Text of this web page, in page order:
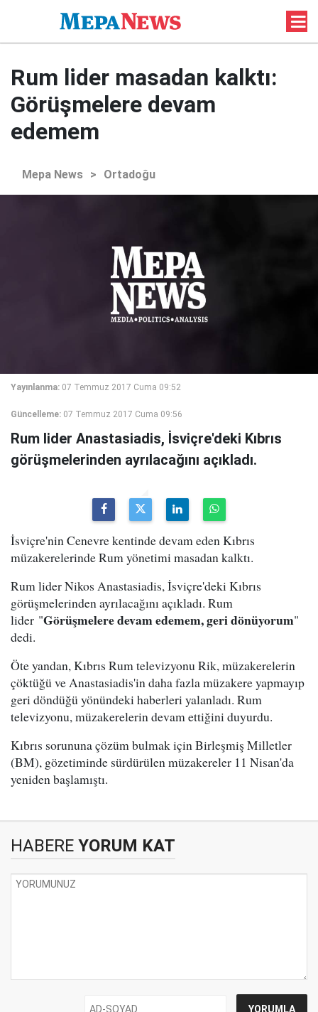
Rum lider masadan kalktı:
Görüşmelere devam
edemem
Mepa News > Ortadoğu
Yayınlanma: 07 Temmuz 2017 Cuma 09:52
Güncelleme: 07 Temmuz 2017 Cuma 09:56
Rum lider Anastasiadis, İsviçre'deki Kıbrıs
görüşmelerinden ayrılacağını açıkladı.
İsviçre'nin Cenevre kentinde devam eden Kıbrıs
müzakerelerinde Rum yönetimi masadan kalktı.
Rum lider Nikos Anastasiadis, İsviçre'deki Kıbrıs
görüşmelerinden ayrılacağını açıkladı. Rum
lider "Görüşmelere devam edemem, geri dönüyorum"
dedi.
Öte yandan, Kıbrıs Rum televizyonu Rik, müzakerelerin
çöktüğü ve Anastasiadis'in daha fazla müzakere yapmayıp
geri döndüğü yönündeki haberleri yalanladı. Rum
televizyonu, müzakerelerin devam ettiğini duyurdu.
Kıbrıs sorununa çözüm bulmak için Birleşmiş Milletler
(BM), gözetiminde sürdürülen müzakereler 11 Nisan'da
yeniden başlamıştı.
HABERE YORUM KAT